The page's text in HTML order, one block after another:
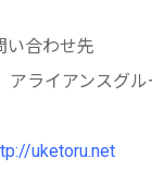
い合わせ先
ライアンスグル
uketoru.net